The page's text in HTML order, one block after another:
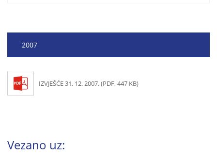
2007
IZVJEŠĆE 31. 12. 2007. (PDF, 447 KB)
Vezano uz: